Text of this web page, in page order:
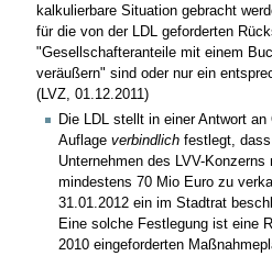
kalkulierbare Situation gebracht
für die von der LDL geforderten
"Gesellschafteranteile mit einem
veräußern" sind oder nur ein
(LVZ, 01.12.2011)
Die LDL stellt in einer Antwort
Auflageverbindlich festlegt,
Unternehmen des LVV-
mindestens 70 Mio Euro zu
31.01.2012 ein im Stadtrat
Eine solche Festlegung ist eine
2010 eingeforderten